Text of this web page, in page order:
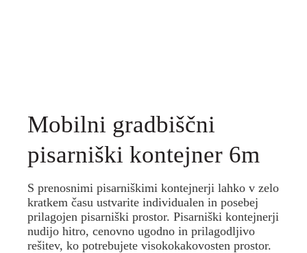
Mobilni gradbiščni
pisarniški kontejner 6m
S prenosnimi pisarniškimi kontejnerji lahko v zelo
kratkem času ustvarite individualen in posebej
prilagojen pisarniški prostor. Pisarniški kontejnerji
nudijo hitro, cenovno ugodno in prilagodljivo
rešitev, ko potrebujete visokokakovosten prostor.